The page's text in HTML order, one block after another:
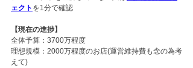
ェクト を1分で確認
【現在の進捗】
全体予算：3700万程度
理想規模：2000万程度のお店(運営維持費も念の為考
えて)